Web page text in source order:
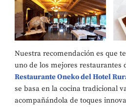
Nuestra recomendación es que
uno de los mejores restaurantes
Restaurante Oneko del Hotel
se basa en la cocina tradicional
acompañándola de toques